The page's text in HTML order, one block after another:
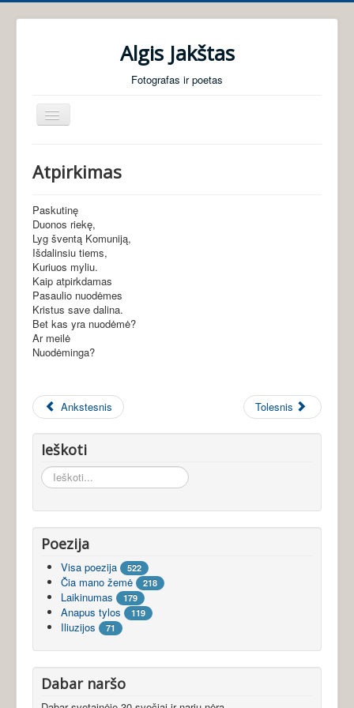
Algis Jakštas
Fotografas ir poetas
Perjungti
navigaciją
Foto galerijos
Poezija
Audio knygos
Apie mane
Atpirkimas
Paskutinę
Duonos riekę,
Lyg šventą Komuniją,
Išdalinsiu tiems,
Kuriuos myliu.
Kaip atpirkdamas
Pasaulio nuodėmes
Kristus save dalina.
Bet kas yra nuodėmė?
Ar meilė
Nuodėminga?
Ankstesnis Tolesnis
Ieškoti
Ieškoti...
Poezija
Visa poezija 522
Čia mano žemė 218
Laikinumas 179
Anapus tylos 119
Iliuzijos 71
Dabar naršo